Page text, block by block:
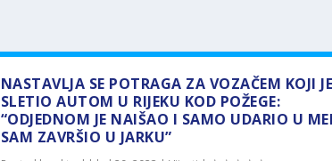
NASTAVLJA SE POTRAGA ZA VOZAČEM KOJI JE
SLETIO AUTOM U RIJEKU KOD POŽEGE:
“ODJEDNOM JE NAIŠAO I SAMO UDARIO U
SAM ZAVRŠIO U JARKU”